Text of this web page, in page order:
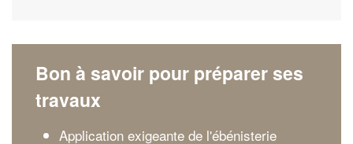
Bon à savoir pour préparer ses
travaux
Application exigeante de l'ébénisterie